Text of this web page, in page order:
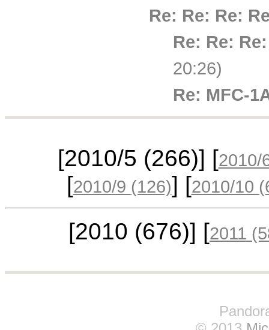
Re: Re: Re:
Re: Re:
20:26)
Re: MFC-
[2010/5 (266)] [
[2010/9 (126)] [2010/10
[2010 (676)] [2011